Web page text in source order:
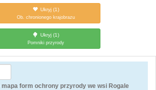
Ukryj(1)
Ob. chronionego krajobrazu
Ukryj(1)
Pomniki przyrody
mapa form ochrony przyrody we wsi Rogale